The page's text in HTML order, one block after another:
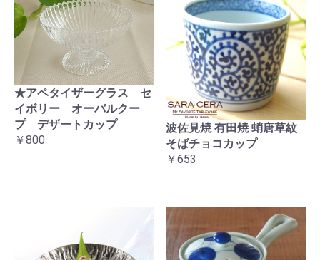
★アペタイザーグラス セ
イボリー オーバルクー
プ デザートカップ
￥800
波佐見焼 有田焼 蛸唐草紋
そばチョコカップ
￥653